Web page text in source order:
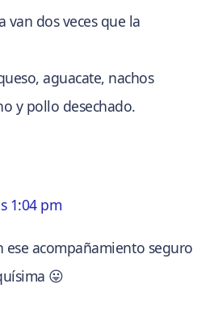
van dos veces que la
aguacate, nachos
y pollo desechado.
1:04 pm
ese acompañamiento seguro
😛